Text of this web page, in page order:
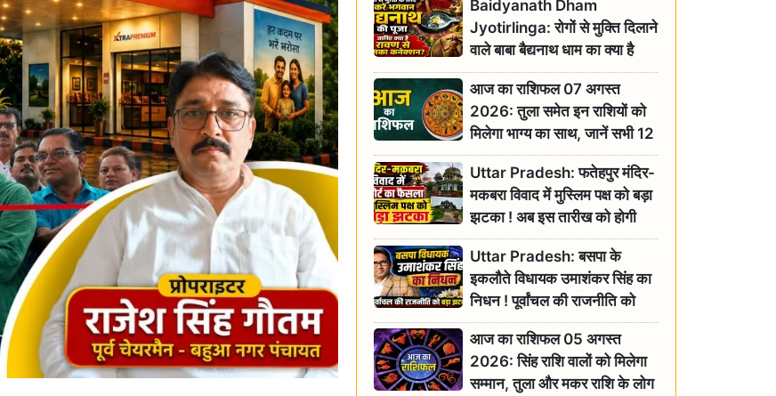
Baidyanath Dham
Jyotirlinga: रोगों से मुक्ति दिलाने
वाले बाबा बैद्यनाथ धाम का क्या है
रावण से संबंध? जानिए ज्योतिर्लिंग की
महिमा
आज का राशिफल 07 अगस्त
2026: तुला समेत इन राशियों को
मिलेगा भाग्य का साथ, जानें सभी 12
राशियों का दैनिक भाग्यफल
Uttar Pradesh: फतेहपुर मंदिर-
मकबरा विवाद में मुस्लिम पक्ष को बड़ा
झटका ! अब इस तारीख को होगी
सुनवाई
Uttar Pradesh: बसपा के
इकलौते विधायक उमाशंकर सिंह का
निधन ! पूर्वांचल की राजनीति को
बड़ा झटका, योगी ने जताया दुःख
आज का राशिफल 05 अगस्त
2026: सिंह राशि वालों को मिलेगा
सम्मान, तुला और मकर राशि के लोग